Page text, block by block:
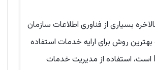
بسیاری از فناوری اطلاعات سازمان
بهترین روش برای ارایه خدمات استفاده
از رویکرد ITSM است، استفاده از مدیریت خدمات